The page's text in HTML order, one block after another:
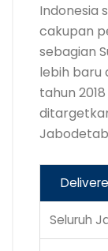
Indonesia
cakupan
sebagian
lebih baru
tahun
Seluruh